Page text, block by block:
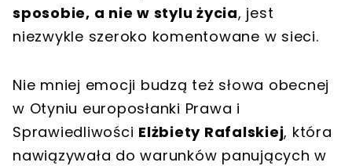
sposobie, a nie w stylu życia, jest
niezwykle szeroko komentowane w sieci.
Nie mniej emocji budzą też słowa obecnej
w Otyniu europosłanki Prawa i
Sprawiedliwości Elżbiety Rafalskiej, która
nawiązywała do warunków panujących w